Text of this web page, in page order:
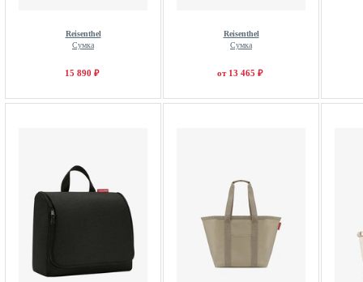
Reisenthel
Сумка
15 890 ₽
Reisenthel
Сумка
от 13 465 ₽